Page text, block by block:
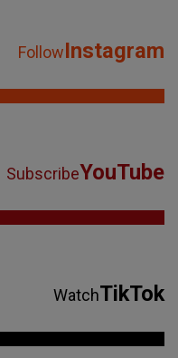
FollowInstagram
SubscribeYouTube
WatchTikTok